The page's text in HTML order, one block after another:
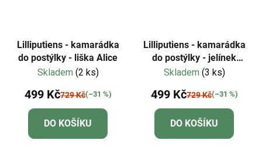
Lilliputiens - kamarádka
do postýlky - liška Alice
Skladem (2 ks)
499 Kč729 Kč(–31 %)
DO KOŠÍKU
Lilliputiens - kamarádka
do postýlky - jelínek
Stella
Skladem (3 ks)
499 Kč729 Kč(–31 %)
DO KOŠÍKU